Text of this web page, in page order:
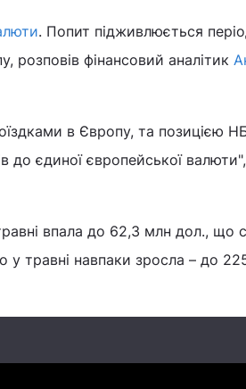
. Попит підживлюється
розповів фінансовий аналітик
в Європу, та позицією
до єдиної європейської
впала до 62,3 млн дол., що
у травні навпаки зросла – до